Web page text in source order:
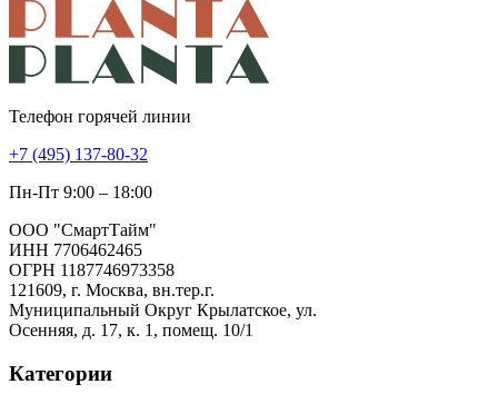
Телефон горячей линии
+7 (495) 137-80-32
Пн-Пт 9:00 – 18:00
ООО "СмартТайм"
ИНН 7706462465
ОГРН 1187746973358
121609, г. Москва, вн.тер.г.
Муниципальный Округ Крылатское, ул.
Осенняя, д. 17, к. 1, помещ. 10/1
Категории